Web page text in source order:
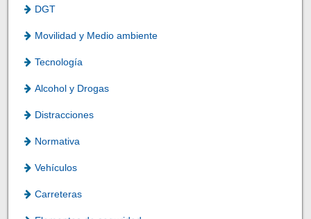
DGT
Movilidad y Medio ambiente
Tecnología
Alcohol y Drogas
Distracciones
Normativa
Vehículos
Carreteras